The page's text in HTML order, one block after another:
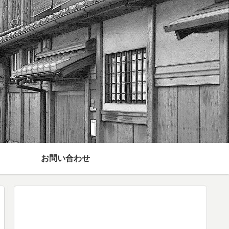
お問い合わせ